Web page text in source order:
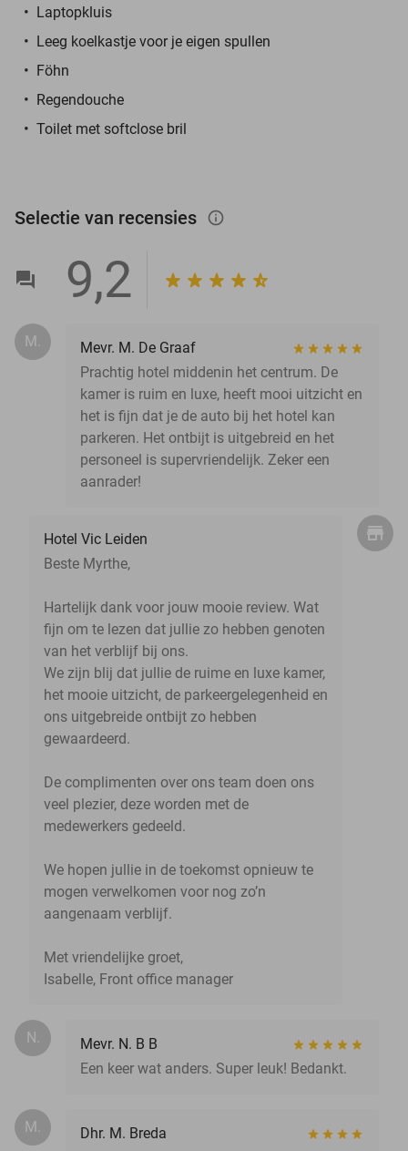
Laptopkluis
Leeg koelkastje voor je eigen spullen
Föhn
Regendouche
Toilet met softclose bril
Selectie van recensies info_outlined
9,2
M.
Mevr. M. De Graaf
Prachtig hotel middenin het centrum. De
kamer is ruim en luxe, heeft mooi uitzicht en
het is fijn dat je de auto bij het hotel kan
parkeren. Het ontbijt is uitgebreid en het
personeel is supervriendelijk. Zeker een
aanrader!
Hotel Vic Leiden
Beste Myrthe,
Hartelijk dank voor jouw mooie review. Wat
fijn om te lezen dat jullie zo hebben genoten
van het verblijf bij ons.
We zijn blij dat jullie de ruime en luxe kamer,
het mooie uitzicht, de parkeergelegenheid en
ons uitgebreide ontbijt zo hebben
gewaardeerd.
De complimenten over ons team doen ons
veel plezier, deze worden met de
medewerkers gedeeld.
We hopen jullie in de toekomst opnieuw te
mogen verwelkomen voor nog zo’n
aangenaam verblijf.
Met vriendelijke groet,
Isabelle, Front office manager
N.
Mevr. N. B B
Een keer wat anders. Super leuk! Bedankt.
M. Dhr. M. Breda